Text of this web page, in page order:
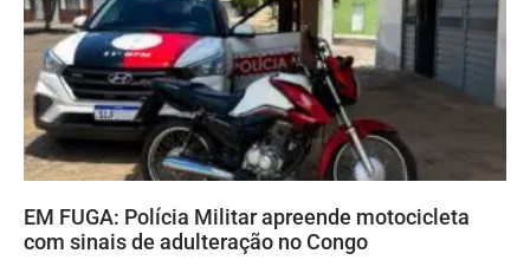
EM FUGA: Polícia Militar apreende motocicleta
com sinais de adulteração no Congo